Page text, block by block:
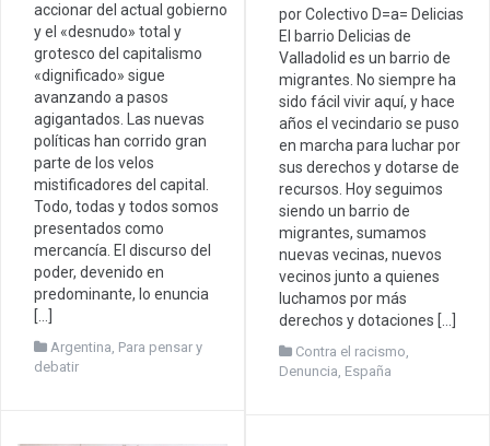
accionar del actual gobierno
y el «desnudo» total y
grotesco del capitalismo
«dignificado» sigue
avanzando a pasos
agigantados. Las nuevas
políticas han corrido gran
parte de los velos
mistificadores del capital.
Todo, todas y todos somos
presentados como
mercancía. El discurso del
poder, devenido en
predominante, lo enuncia
[…]
Argentina, Para pensar y
debatir
por Colectivo D=a= Delicias
El barrio Delicias de
Valladolid es un barrio de
migrantes. No siempre ha
sido fácil vivir aquí, y hace
años el vecindario se puso
en marcha para luchar por
sus derechos y dotarse de
recursos. Hoy seguimos
siendo un barrio de
migrantes, sumamos
nuevas vecinas, nuevos
vecinos junto a quienes
luchamos por más
derechos y dotaciones […]
Contra el racismo,
Denuncia, España